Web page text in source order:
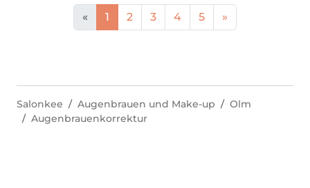
« 1 2 3 4 5 »
Salonkee Augenbrauen und Make-up
Olm
Augenbrauenkorrektur